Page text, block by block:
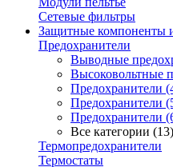
Сетевые фильтры
Защитные компоненты
Предохранители
Выводные
Высоковольтные
Предохранители
Предохранители
Предохранители
Все категории (13)
Термопредохранители
Термостаты